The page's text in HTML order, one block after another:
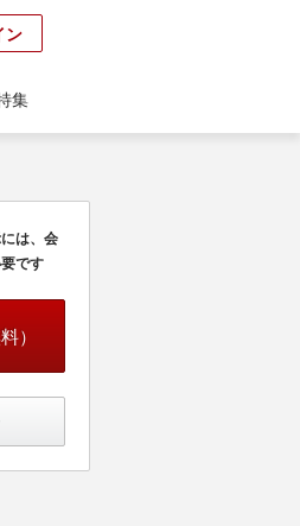
ン
集
は、会
です
）